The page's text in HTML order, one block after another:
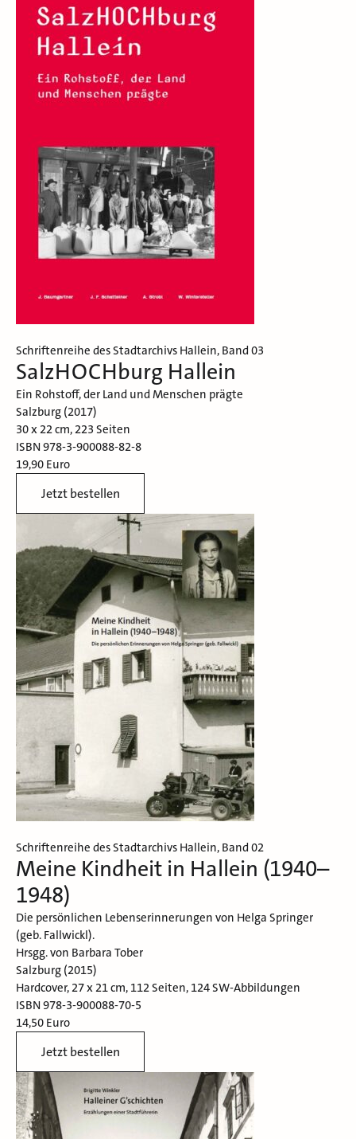
Schriftenreihe des Stadtarchivs Hallein, Band 03
SalzHOCHburg Hallein
Ein Rohstoff, der Land und Menschen prägte
Salzburg (2017)
30 x 22 cm, 223 Seiten
ISBN 978-3-900088-82-8
19,90 Euro
Jetzt bestellen
Schriftenreihe des Stadtarchivs Hallein, Band 02
Meine Kindheit in Hallein (1940–
1948)
Die persönlichen Lebenserinnerungen von Helga Springer
(geb. Fallwickl).
Hrsgg. von Barbara Tober
Salzburg (2015)
Hardcover, 27 x 21 cm, 112 Seiten, 124 SW-Abbildungen
ISBN 978-3-900088-70-5
14,50 Euro
Jetzt bestellen